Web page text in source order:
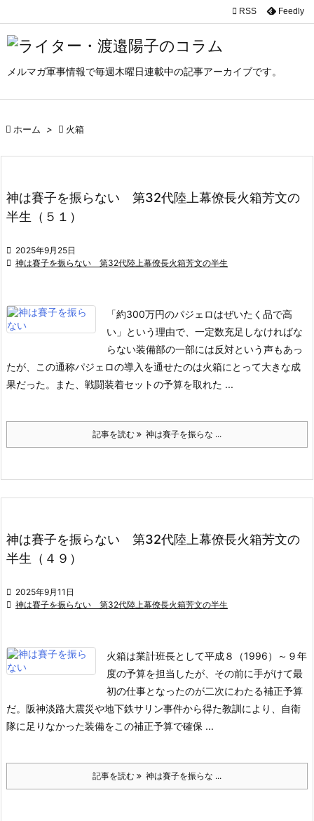
メルマガ軍事情報で毎週木曜日連載中の記事アーカイブです。

 RSS Feedly
 ホーム >  火箱
神は賽子を振らない 第32代陸上幕僚長火箱芳文の
半生（５１）
 2025年9月25日
 神は賽子を振らない 第32代陸上幕僚長火箱芳文の半生
「約300万円のパジェロはぜいたく品で高
い」という理由で、一定数充足しなければな
らない装備部の一部には反対という声もあっ
たが、この通称パジェロの導入を通せたのは火箱にとって大きな成
果だった。
また、戦闘装着セットの予算を取れた ...
記事を読む 神は賽子を振らな ...
神は賽子を振らない 第32代陸上幕僚長火箱芳文の
半生（４９）
 2025年9月11日
 神は賽子を振らない 第32代陸上幕僚長火箱芳文の半生
火箱は業計班長として平成８（1996）～９年
度の予算を担当したが、その前に手がけて最
初の仕事となったのが二次にわたる補正予算
だ。 阪神淡路大震災や地下鉄サリン事件から得た教訓により、自衛
隊に足りなかった装備をこの補正予算で確保 ...
記事を読む 神は賽子を振らな ...